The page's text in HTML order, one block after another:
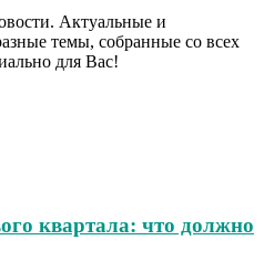
Актуальные и
темы, собранные со всех
для Вас!
квартала: что должно